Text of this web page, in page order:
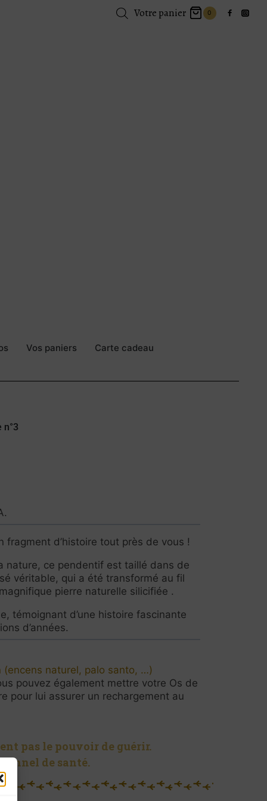
Votre panier 0
Vos paniers Carte cadeau
n°3
fragment d’histoire tout près de vous !
nature, ce pendentif est taillé dans de
véritable, qui a été transformé au fil
pierre naturelle silicifiée .
témoignant d’une histoire fascinante
d’années.
(encens naturel, palo santo, …)
pouvez également mettre votre Os de
pour lui assurer un rechargement au
pas le pouvoir de guérir.
de santé.